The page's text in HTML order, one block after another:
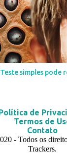
simples pode
de
Termos de
Contato
- Todos os
Trackers.